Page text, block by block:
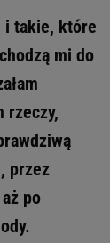
i takie, które
mi do
rzeczy,
przez
po